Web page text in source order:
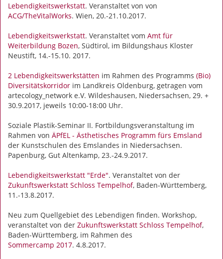
Lebendigkeitswerkstatt. Veranstaltet von von
ACG/TheVitalWorks. Wien, 20.-21.10.2017.
Lebendigkeitswerkstatt. Veranstaltet vom Amt für
Weiterbildung Bozen, Südtirol, im Bildungshaus Kloster
Neustift, 14.-15.10. 2017.
2 Lebendigkeitswerkstätten im Rahmen des Programms (Bio)
Diversitätskorridor im Landkreis Oldenburg, getragen vom
artecology_network e.V. Wildeshausen, Niedersachsen, 29. +
30.9.2017, jeweils 10:00-18:00 Uhr.
Soziale Plastik-Seminar II. Fortbildungsveranstaltung im
Rahmen von ÄPfEL - Ästhetisches Programm fürs Emsland
der Kunstschulen des Emslandes in Niedersachsen.
Papenburg, Gut Altenkamp, 23.-24.9.2017.
Lebendigkeitswerkstatt "Erde". Veranstaltet von der
Zukunftswerkstatt Schloss Tempelhof, Baden-Württemberg,
11.-13.8.2017.
Neu zum Quellgebiet des Lebendigen finden. Workshop,
veranstaltet von der Zukunftswerkstatt Schloss Tempelhof,
Baden-Württemberg, im Rahmen des
Sommercamp 2017. 4.8.2017.